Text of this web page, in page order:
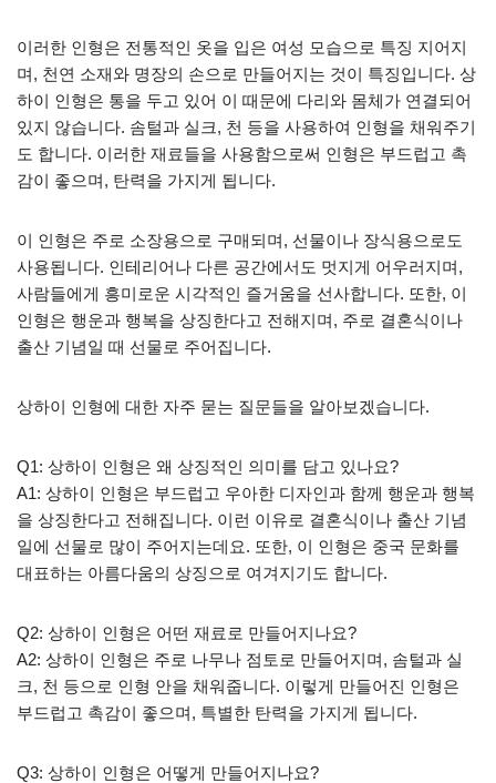
이러한 인형은 전통적인 옷을 입은 여성 모습으로 특징 지어지
며, 천연 소재와 명장의 손으로 만들어지는 것이 특징입니다. 상
하이 인형은 통을 두고 있어 이 때문에 다리와 몸체가 연결되어
있지 않습니다. 솜털과 실크, 천 등을 사용하여 인형을 채워주기
도 합니다. 이러한 재료들을 사용함으로써 인형은 부드럽고 촉
감이 좋으며, 탄력을 가지게 됩니다.
이 인형은 주로 소장용으로 구매되며, 선물이나 장식용으로도
사용됩니다. 인테리어나 다른 공간에서도 멋지게 어우러지며,
사람들에게 흥미로운 시각적인 즐거움을 선사합니다. 또한, 이
인형은 행운과 행복을 상징한다고 전해지며, 주로 결혼식이나
출산 기념일 때 선물로 주어집니다.
상하이 인형에 대한 자주 묻는 질문들을 알아보겠습니다.
Q1: 상하이 인형은 왜 상징적인 의미를 담고 있나요?
A1: 상하이 인형은 부드럽고 우아한 디자인과 함께 행운과 행복
을 상징한다고 전해집니다. 이런 이유로 결혼식이나 출산 기념
일에 선물로 많이 주어지는데요. 또한, 이 인형은 중국 문화를
대표하는 아름다움의 상징으로 여겨지기도 합니다.
Q2: 상하이 인형은 어떤 재료로 만들어지나요?
A2: 상하이 인형은 주로 나무나 점토로 만들어지며, 솜털과 실
크, 천 등으로 인형 안을 채워줍니다. 이렇게 만들어진 인형은
부드럽고 촉감이 좋으며, 특별한 탄력을 가지게 됩니다.
Q3: 상하이 인형은 어떻게 만들어지나요?